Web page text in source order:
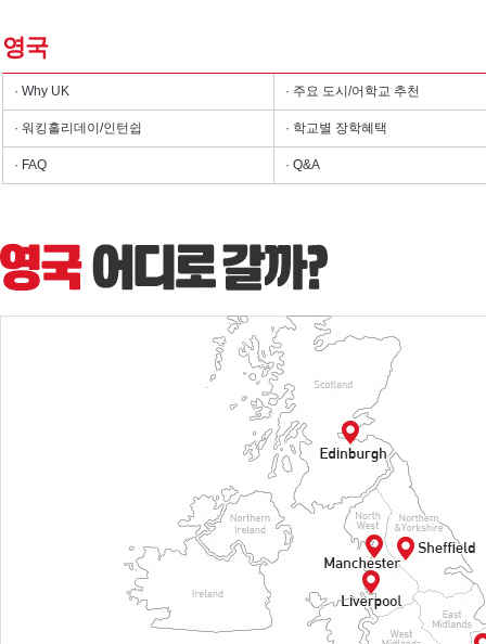
영국
· Why UK · 주요 도시/어학교 추천
· 워킹홀리데이/인턴쉽 · 학교별 장학혜택
· FAQ · Q&A